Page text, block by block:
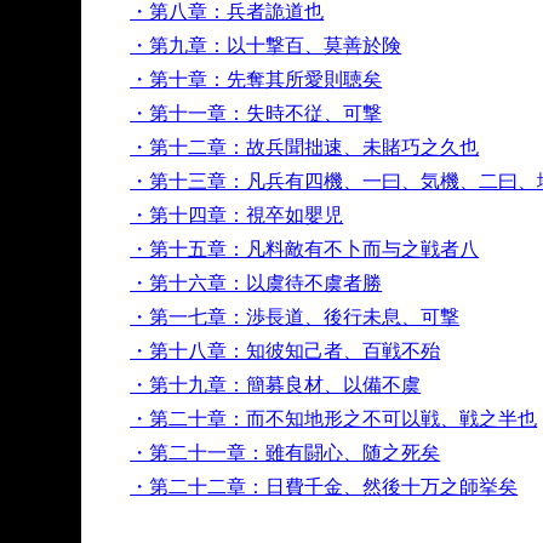
・第八章：兵者詭道也
・第九章：以十撃百、莫善於険
・第十章：先奪其所愛則聴矣
・第十一章：失時不従、可撃
・第十二章：故兵聞拙速、未賭巧之久也
・第十三章：凡兵有四機、一曰、気機、二曰、
・第十四章：視卒如嬰児
・第十五章：凡料敵有不卜而与之戦者八
・第十六章：以虞待不虞者勝
・第一七章：渉長道、後行未息、可撃
・第十八章：知彼知己者、百戦不殆
・第十九章：簡募良材、以備不虞
・第二十章：而不知地形之不可以戦、戦之半也
・第二十一章：雖有闘心、随之死矣
・第二十二章：日費千金、然後十万之師挙矣